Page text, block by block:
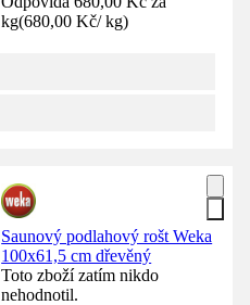
kg(680,00 Kč/ kg)
Saunový podlahový rošt Weka
100x61,5 cm dřevěný
Toto zboží zatím nikdo
nehodnotil.